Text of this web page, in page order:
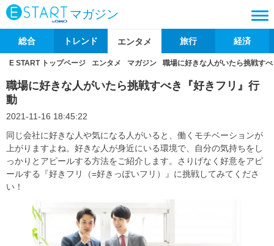
マガジン
総合 トレンド エンタメ 旅行 経済
E START トップページ エンタメ マガジン 職場に好きな人がいたら挑戦す
職場に好きな人がいたら挑戦すべき『好きフリ』行
動
2021-11-16 18:45:22
同じ会社に好きな人や気になる人がいると、働くモチベーションが
上がりますよね。好きな人が身近にいる環境で、自分の気持ちをし
っかりとアピールする方法をご紹介します。さりげなく好意をアピ
ールする『好きフリ（=好きっぽいフリ）』に挑戦してみてくださ
い！